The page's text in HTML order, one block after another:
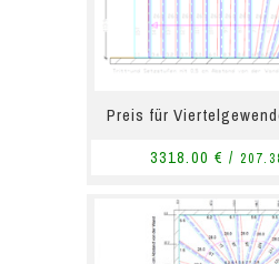
Preis für
3318.00 € /